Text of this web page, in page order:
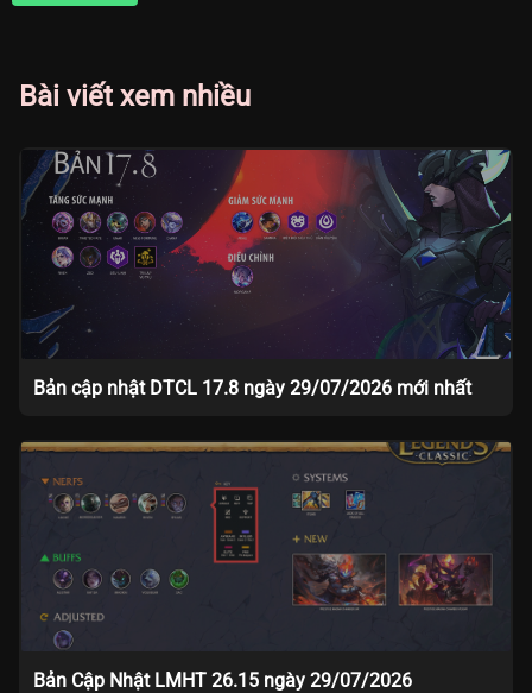
Bài viết xem nhiều
Bản cập nhật DTCL 17.8 ngày 29/07/2026 mới nhất
Bản Cập Nhật LMHT 26.15 ngày 29/07/2026